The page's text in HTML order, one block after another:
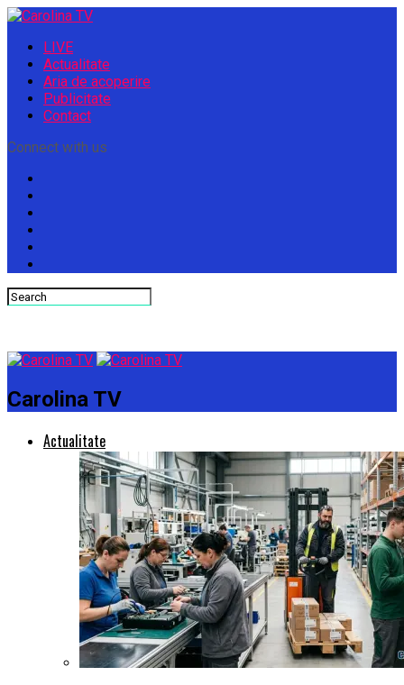
LIVE
Actualitate
Aria de acoperire
Publicitate
Contact
Connect with us
Carolina TV
Actualitate